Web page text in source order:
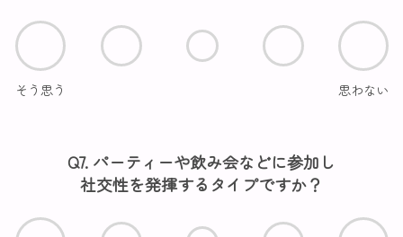
そう思う 思わない
Q7. パーティーや飲み会などに参加し
社交性を発揮するタイプですか？